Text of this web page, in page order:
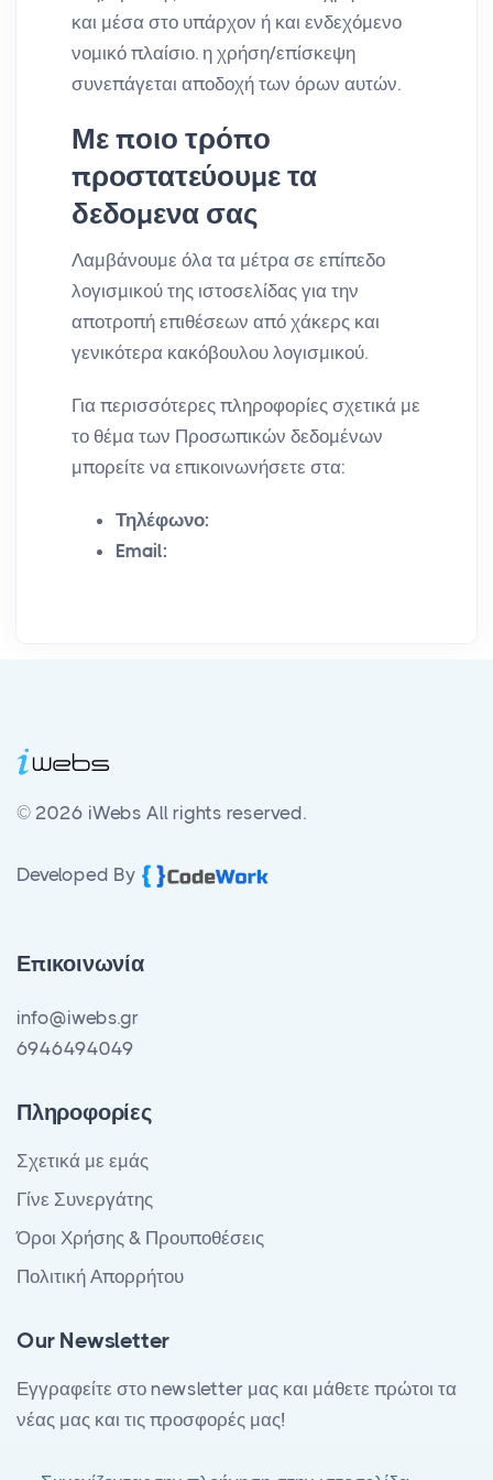
και μέσα στο υπάρχον ή και ενδεχόμενο
νομικό πλαίσιο. η χρήση/επίσκεψη
συνεπάγεται αποδοχή των όρων αυτών.
Με ποιο τρόπο
προστατεύουμε τα
δεδομενα σας
Λαμβάνουμε όλα τα μέτρα σε επίπεδο
λογισμικού της ιστοσελίδας για την
αποτροπή επιθέσεων από χάκερς και
γενικότερα κακόβουλου λογισμικού.
Για περισσότερες πληροφορίες σχετικά με
το θέμα των Προσωπικών δεδομένων
μπορείτε να επικοινωνήσετε στα:
Τηλέφωνο:
Email:
© 2026 iWebs All rights reserved.
Developed By
Επικοινωνία
info@iwebs.gr
6946494049
Πληροφορίες
Σχετικά με εμάς
Γίνε Συνεργάτης
Όροι Χρήσης & Προυποθέσεις
Πολιτική Απορρήτου
Our Newsletter
Εγγραφείτε στο newsletter μας και μάθετε πρώτοι τα
νέας μας και τις προσφορές μας!